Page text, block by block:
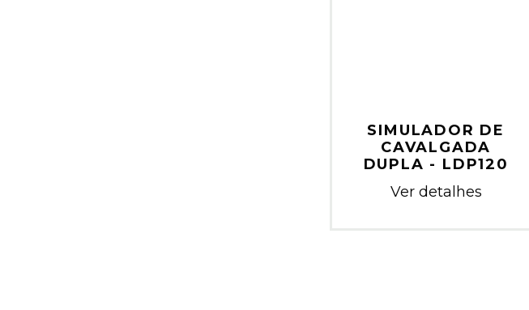
SIMULADOR DE
CAVALGADA
DUPLA - LDP120
Ver detalhes